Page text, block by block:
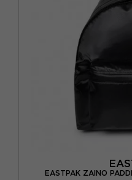
EASTPAK ZAINO